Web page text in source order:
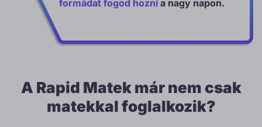
formádat fogod hoznia nagy napon.
A Rapid Matek már nem csak
matekkal foglalkozik?